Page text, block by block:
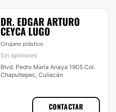
DR. EDGAR ARTURO
CEYCA LUGO
Cirujano plástico
Sin opiniones
Blvd. Pedro María Anaya 1905 Col.
Chapultepec, Culiacán
CONTACTAR